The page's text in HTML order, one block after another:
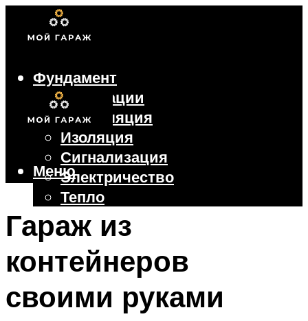
Фундамент
Коммуникации
Вентиляция
Изоляция
Сигнализация
Электричество
Тепло
Крыша
Ворота
Меню
Гараж из
контейнеров
своими руками